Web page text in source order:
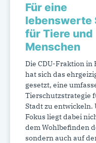
Für eine
lebenswerte
für Tiere und
Menschen
Die CDU-Fraktion in
hat sich das
gesetzt, eine
Tierschutzstrategie
Stadt zu entwickeln.
Fokus liegt dabei
dem Wohlbefinden
sondern auch auf